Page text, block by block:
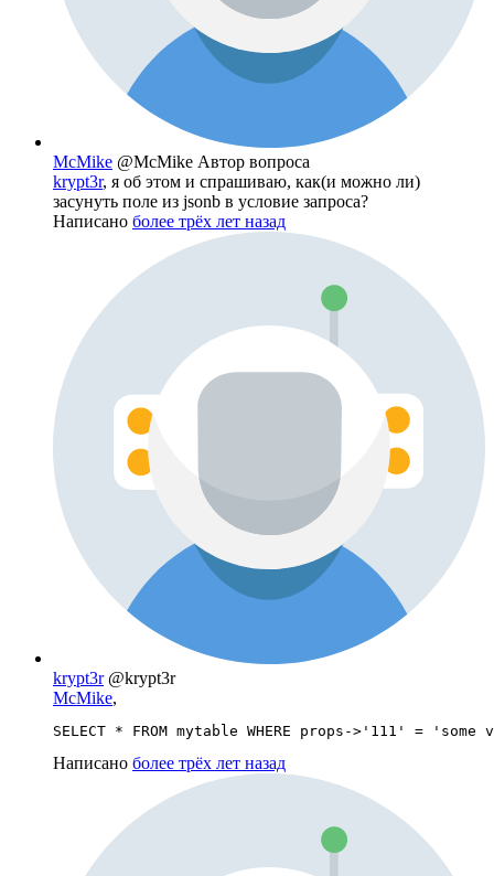
McMike @McMike Автор вопроса
krypt3r, я об этом и спрашиваю, как(и можно ли)
засунуть поле из jsonb в условие запроса?
Написано более трёх лет назад
krypt3r @krypt3r
McMike,
SELECT * FROM mytable WHERE props->'111' =
Написано более трёх лет назад